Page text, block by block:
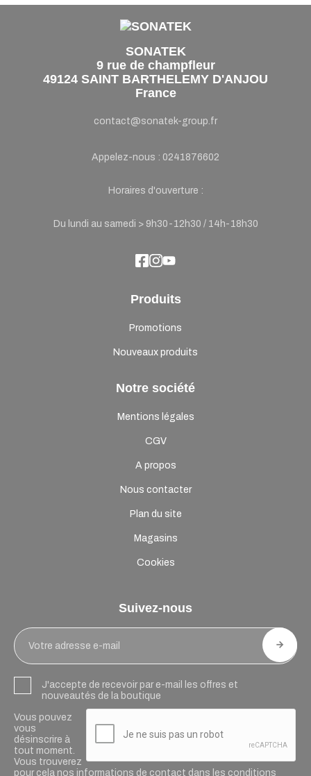
SONATEK
9 rue de champfleur
49124 SAINT BARTHELEMY D'ANJOU
France
contact@sonatek-group.fr
Appelez-nous : 0241876602
Horaires d'ouverture :
Du lundi au samedi > 9h30-12h30 / 14h-18h30
Produits
Promotions
Nouveaux produits
Notre société
Mentions légales
CGV
A propos
Nous contacter
Plan du site
Magasins
Cookies
Suivez-nous
J'accepte de recevoir par e-mail les offres et
nouveautés de la boutique
Vous pouvez
vous
désinscrire à
tout moment.
Vous trouverez
pour cela nos informations de contact dans les conditions